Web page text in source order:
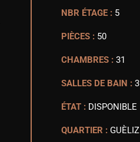
NBR ÉTAGE : 5
PIÈCES : 50
CHAMBRES : 31
SALLES DE BAIN :
ÉTAT : DISPONIBLE
QUARTIER : GUÈLIZ